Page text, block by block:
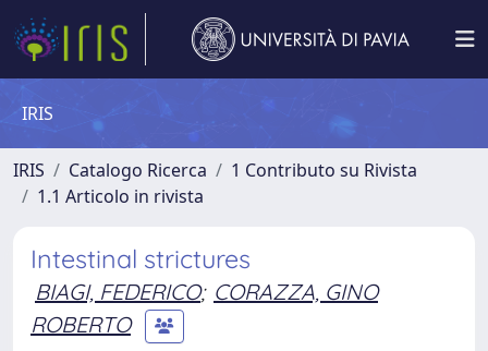
IRIS
IRIS Catalogo Ricerca
1 Contributo su Rivista
1.1 Articolo in rivista
Intestinal strictures
BIAGI, FEDERICO; CORAZZA, GINO
ROBERTO